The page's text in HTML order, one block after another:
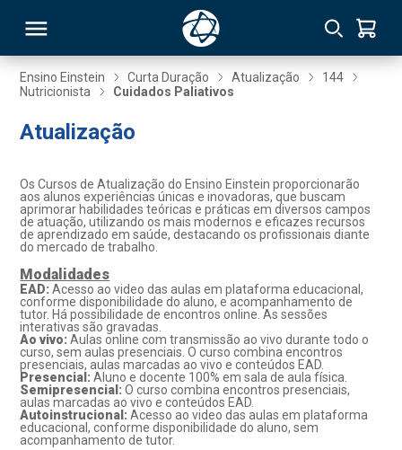
Ensino Einstein Curta Duração Atualização
144
Nutricionista
Cuidados Paliativos
Atualização
Os Cursos de Atualização do Ensino Einstein proporcionarão
aos alunos experiências únicas e inovadoras, que buscam
aprimorar habilidades teóricas e práticas em diversos campos
de atuação, utilizando os mais modernos e eficazes recursos
de aprendizado em saúde, destacando os profissionais diante
do mercado de trabalho.
Modalidades
EAD:Acesso ao video das aulas em plataforma educacional,
conforme disponibilidade do aluno, e acompanhamento de
tutor. Há possibilidade de encontros online. As sessões
interativas são gravadas.
Ao vivo: Aulas online com transmissão ao vivo durante todo o
curso, sem aulas presenciais. O curso combina encontros
presenciais, aulas marcadas ao vivo e conteúdos EAD.
Presencial:Aluno e docente 100% em sala de aula física.
Semipresencial:O curso combina encontros presenciais,
aulas marcadas ao vivo e conteúdos EAD.
Autoinstrucional:Acesso ao video das aulas em plataforma
educacional, conforme disponibilidade do aluno, sem
acompanhamento de tutor.